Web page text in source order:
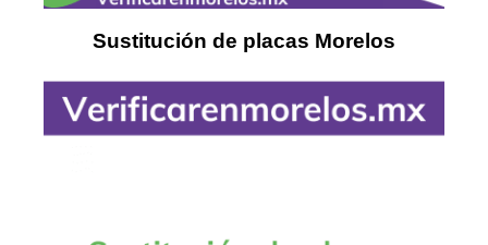
Sustitución de placas Morelos